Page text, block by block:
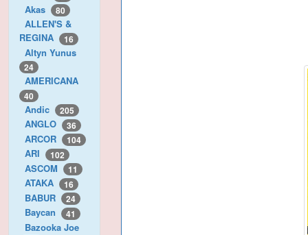
Akas 80
ALLEN'S &
REGINA
16
Altyn Yunus
24
AMERICANA
40
Andic 205
ANGLO 36
ARCOR 104
ARI 102
ASCOM 11
ATAKA 16
BABUR 24
Baycan 41
Bazooka Joe